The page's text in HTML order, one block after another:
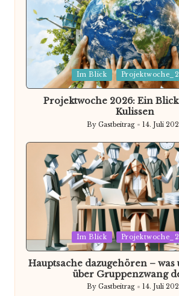
Posted
in
Im Blick
Projektwoche 2026: Ein
Kulissen
Posted
By Gastbeitrag 14. Juli
Posted
in
Im Blick
Hauptsache dazugehören – was
über Gruppenzwang
Posted
By Gastbeitrag 14. Juli